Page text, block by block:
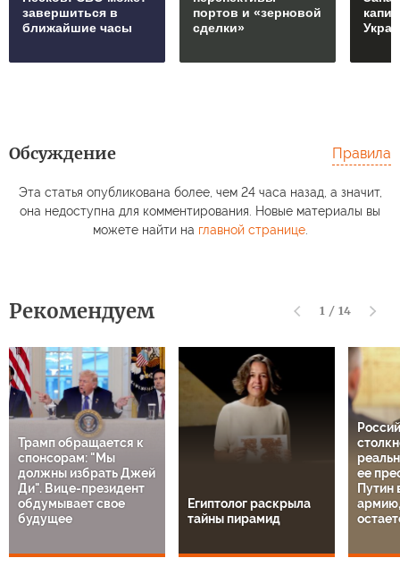
завершиться в
ближайшие часы
портов и «зерновой
сделки»
Обсуждение Правила
Эта статья опубликована более, чем 24 часа назад, а значит,
она недоступна для комментирования. Новые материалы вы
можете найти на главной странице.
Рекомендуем 1 / 14
Трамп обращается к
спонсорам: "Мы
должны избрать Джей
Ди". Вице-президент
обдумывает свое
будущее
Египтолог раскрыла
тайны пирамид
ее
Путин